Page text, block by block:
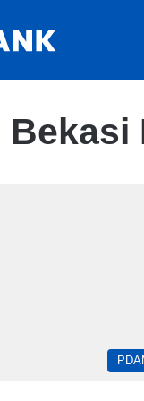
Bekasi